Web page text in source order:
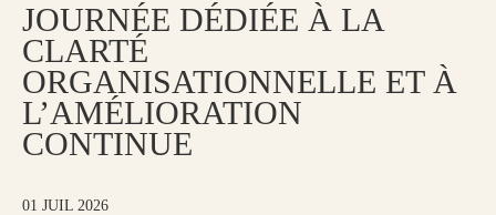
JOURNÉE DÉDIÉE À LA
CLARTÉ
ORGANISATIONNELLE ET À
L’AMÉLIORATION
CONTINUE
01 JUIL 2026